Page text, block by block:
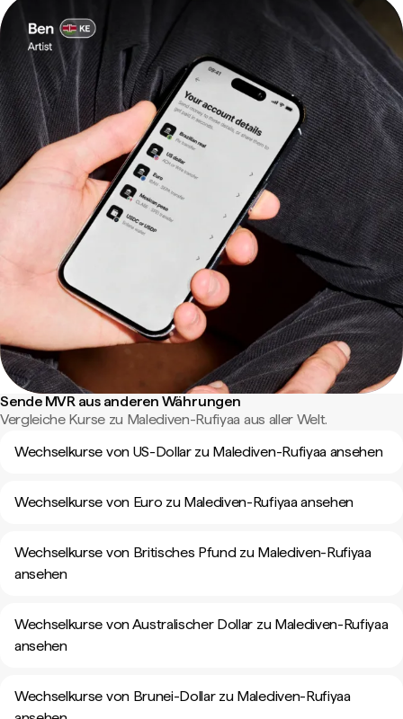
Sende MVR aus anderen Währungen
Vergleiche Kurse zu Malediven-Rufiyaa aus aller Welt.
Wechselkurse von US-Dollar zu Malediven-Rufiyaa ansehen
Wechselkurse von Euro zu Malediven-Rufiyaa ansehen
Wechselkurse von Britisches Pfund zu Malediven-Rufiyaa
ansehen
Wechselkurse von Australischer Dollar zu Malediven-Rufiyaa
ansehen
Wechselkurse von Brunei-Dollar zu Malediven-Rufiyaa